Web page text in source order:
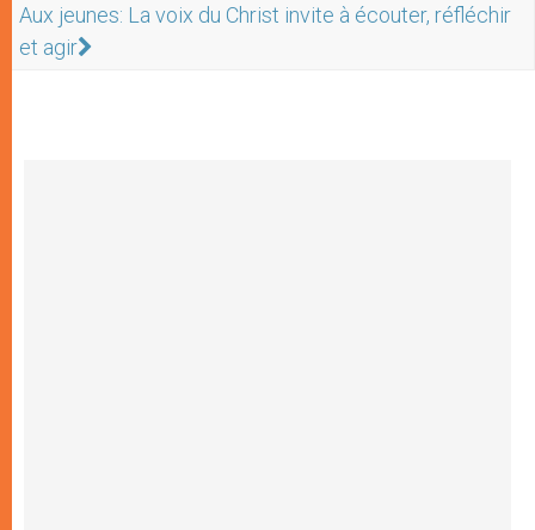
Aux jeunes: La voix du Christ invite à écouter, réfléchir
et agir